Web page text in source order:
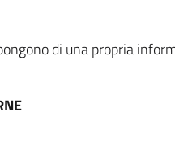
di una propria